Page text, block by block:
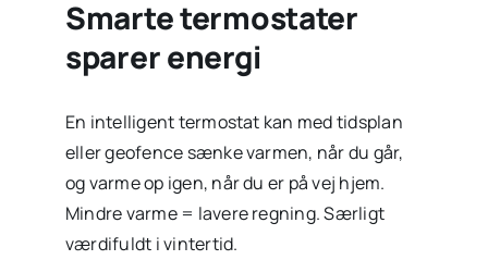
Smarte termostater
sparer energi
En intelligent termostat kan med tidsplan
eller geofence sænke varmen, når du går,
og varme op igen, når du er på vej hjem.
Mindre varme = lavere regning. Særligt
værdifuldt i vintertid.